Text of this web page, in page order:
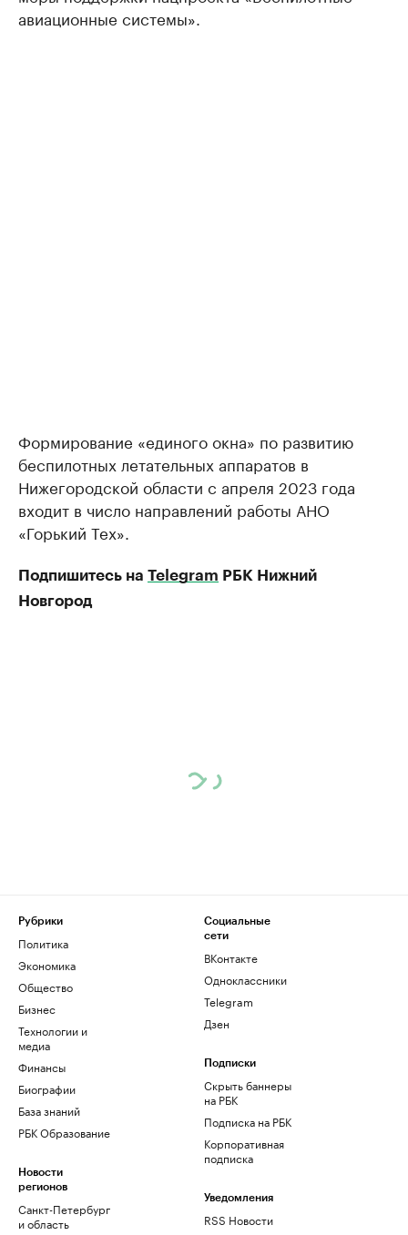
авиационные системы».
Формирование «единого окна» по развитию
беспилотных летательных аппаратов в
Нижегородской области с апреля 2023 года
входит в число направлений работы АНО
«Горький Тех».
Подпишитесь на Telegram РБК Нижний
Новгород
Рубрики
Политика
Экономика
Общество
Бизнес
Технологии и
медиа
Финансы
Биографии
База знаний
РБК Образование
Новости
регионов
Санкт-Петербург
и область
Социальные
сети
ВКонтакте
Одноклассники
Telegram
Дзен
Подписки
Скрыть баннеры
на РБК
Подписка на РБК
Корпоративная
подписка
Уведомления
RSS Новости